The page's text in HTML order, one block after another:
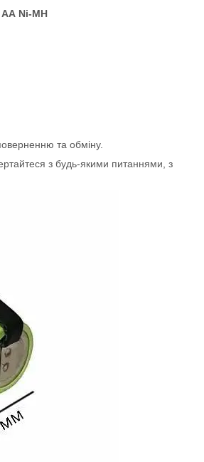
АА Ni-MH
та обміну.
з будь-якими питаннями, з